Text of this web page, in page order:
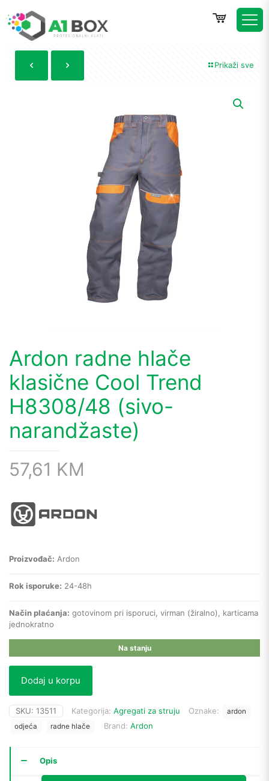
Prikaži sve
Ardon radne hlače
klasične Cool Trend
H8308/48 (sivo-
narandžaste)
57,61 KM
Proizvođač: Ardon
Rok isporuke: 24-48h
Način plaćanja: gotovinom pri isporuci, virman (žiralno), karticama
jednokratno
Na stanju
Dodaj u korpu
SKU: 13511 Kategorija: Agregati za struju Oznake:
ardon
odjeća
radne hlače Brand: Ardon
Opis